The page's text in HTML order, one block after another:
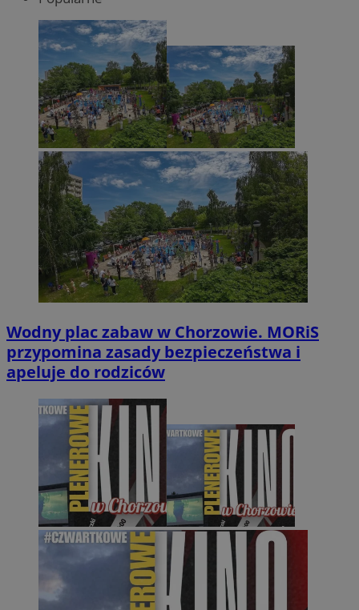
Wodny plac zabaw w Chorzowie. MORiS
przypomina zasady bezpieczeństwa i
apeluje do rodziców